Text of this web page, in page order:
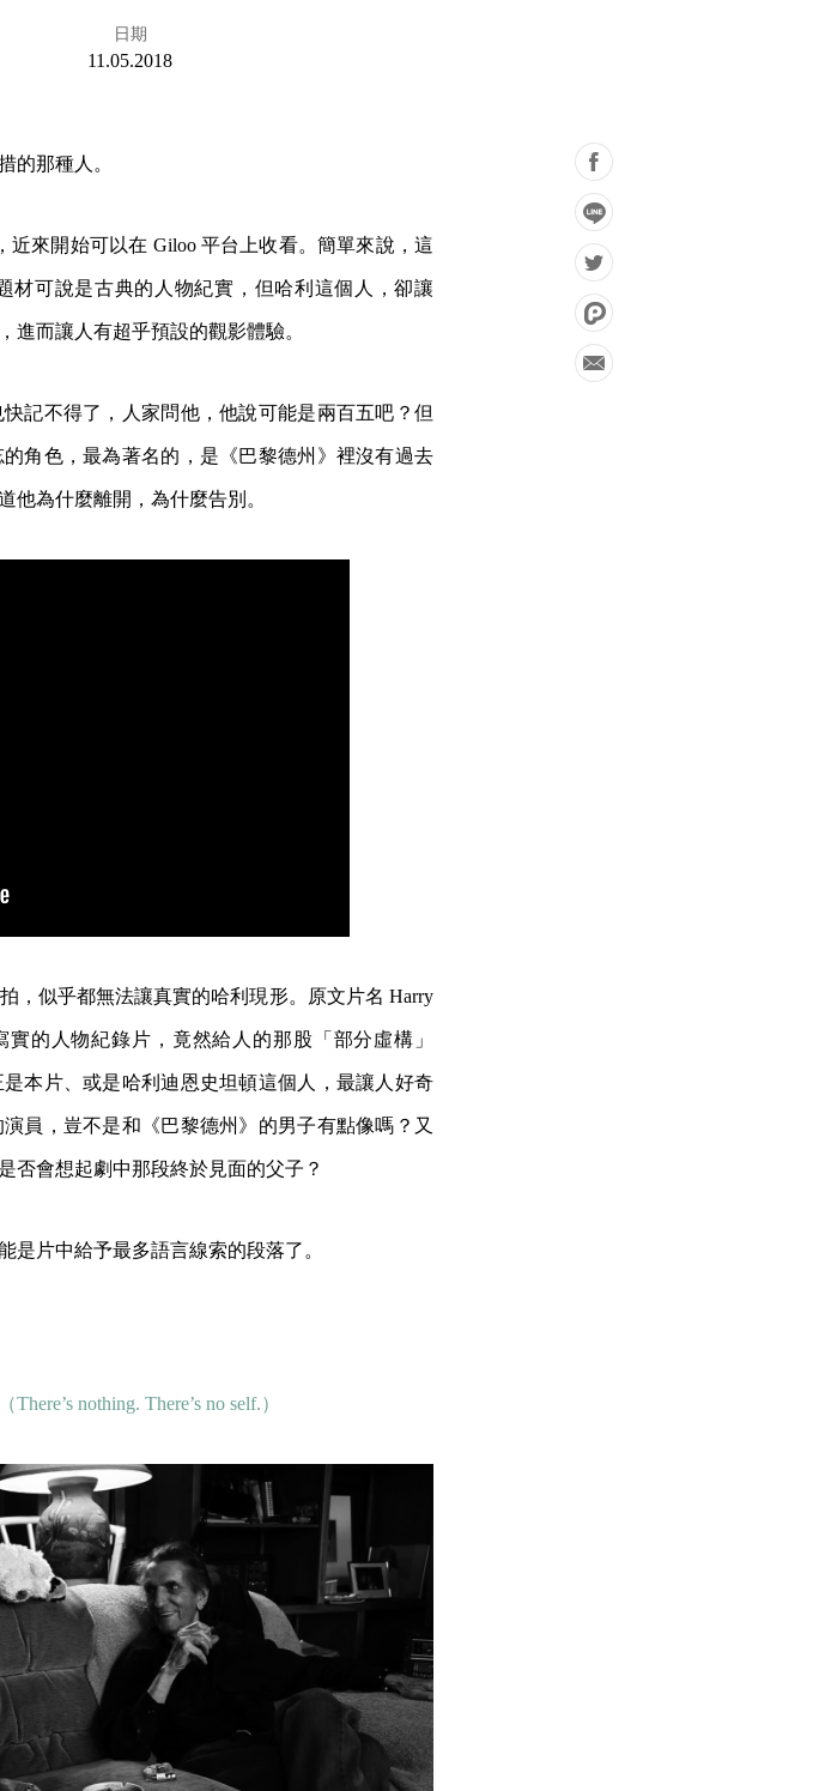
日期
11.05.2018
的那種人。
近來開始可以在 Giloo 平台上收看。簡單來說，這
材可說是古典的人物紀實，但哈利這個人，卻讓
進而讓人有超乎預設的觀影體驗。
記不得了，人家問他，他說可能是兩百五吧？但
角色，最為著名的，是《巴黎德州》裡沒有過去
他為什麼離開，為什麼告別。
，似乎都無法讓真實的哈利現形。原文片名 Harry
實的人物紀錄片，竟然給人的那股「部分虛構」
本片、或是哈利迪恩史坦頓這個人，最讓人好奇
員，豈不是和《巴黎德州》的男子有點像嗎？又
否會想起劇中那段終於見面的父子？
是片中給予最多語言線索的段落了。
nothing. There’s no self.）